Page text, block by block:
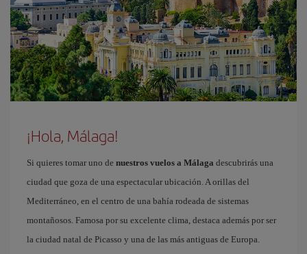
¡Hola, Málaga!
Si quieres tomar uno de nuestros vuelos a Málaga descubrirás una
ciudad que goza de una espectacular ubicación. A orillas del
Mediterráneo, en el centro de una bahía rodeada de sistemas
montañosos. Famosa por su excelente clima, destaca además por ser
la ciudad natal de Picasso y una de las más antiguas de Europa.